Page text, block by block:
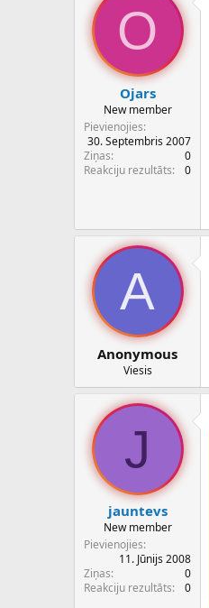
O
Ojars
New member
Pievienojies
30. Septembris 2007
Ziņas
0
Reakciju rezultāts
0
A
Anonymous
Viesis
J
jauntevs
New member
Pievienojies
11. Jūnijs 2008
Ziņas
0
Reakciju rezultāts
0